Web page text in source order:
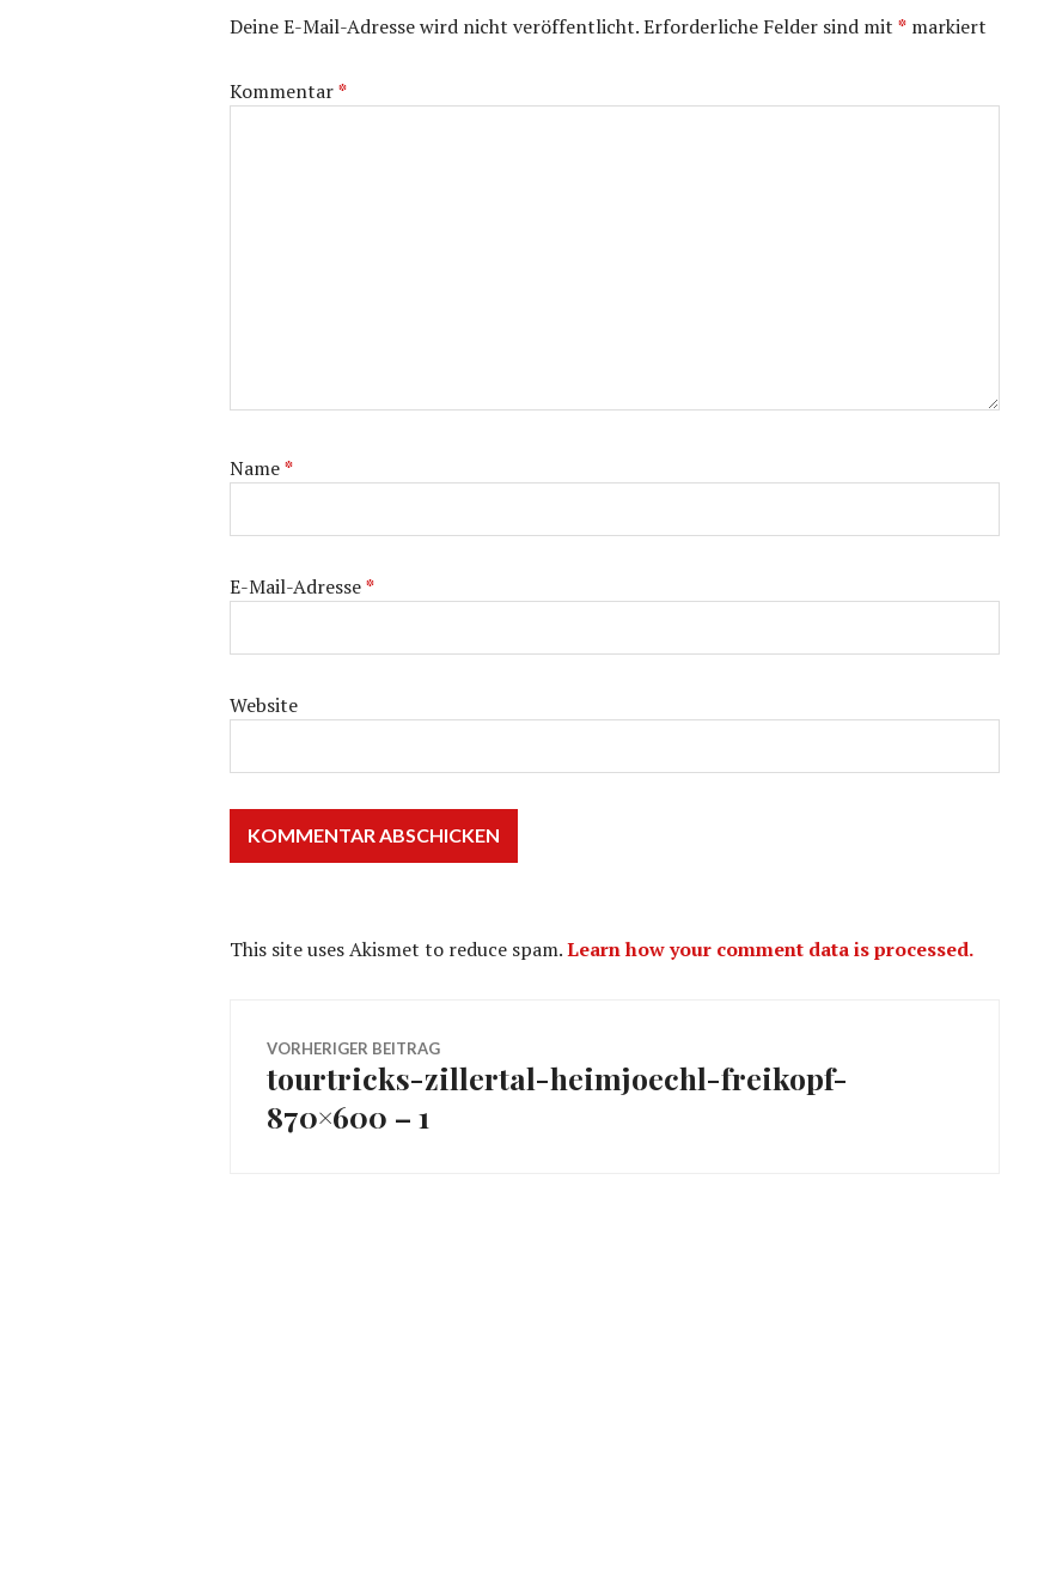
Deine E-Mail-Adresse wird nicht veröffentlicht.Erforderliche Felder sind mit * markiert
Kommentar*
Name*
E-Mail-Adresse*
Website
This site uses Akismet to reduce spam.Learn how your comment data is processed.
Beitragsnavigation
VORHERIGER BEITRAG
Vorheriger
Beitrag:
tourtricks-zillertal-heimjoechl-freikopf-
870×600 – 1